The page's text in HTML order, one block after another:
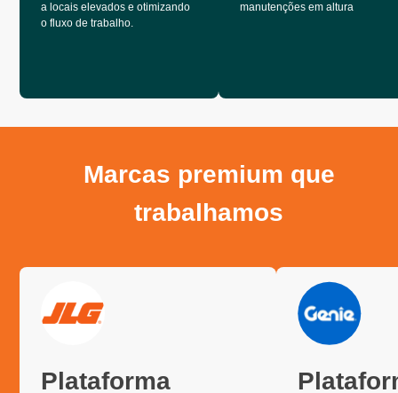
a locais elevados e otimizando
o fluxo de trabalho.
manutenções em altura
Marcas premium que
trabalhamos
Plataforma